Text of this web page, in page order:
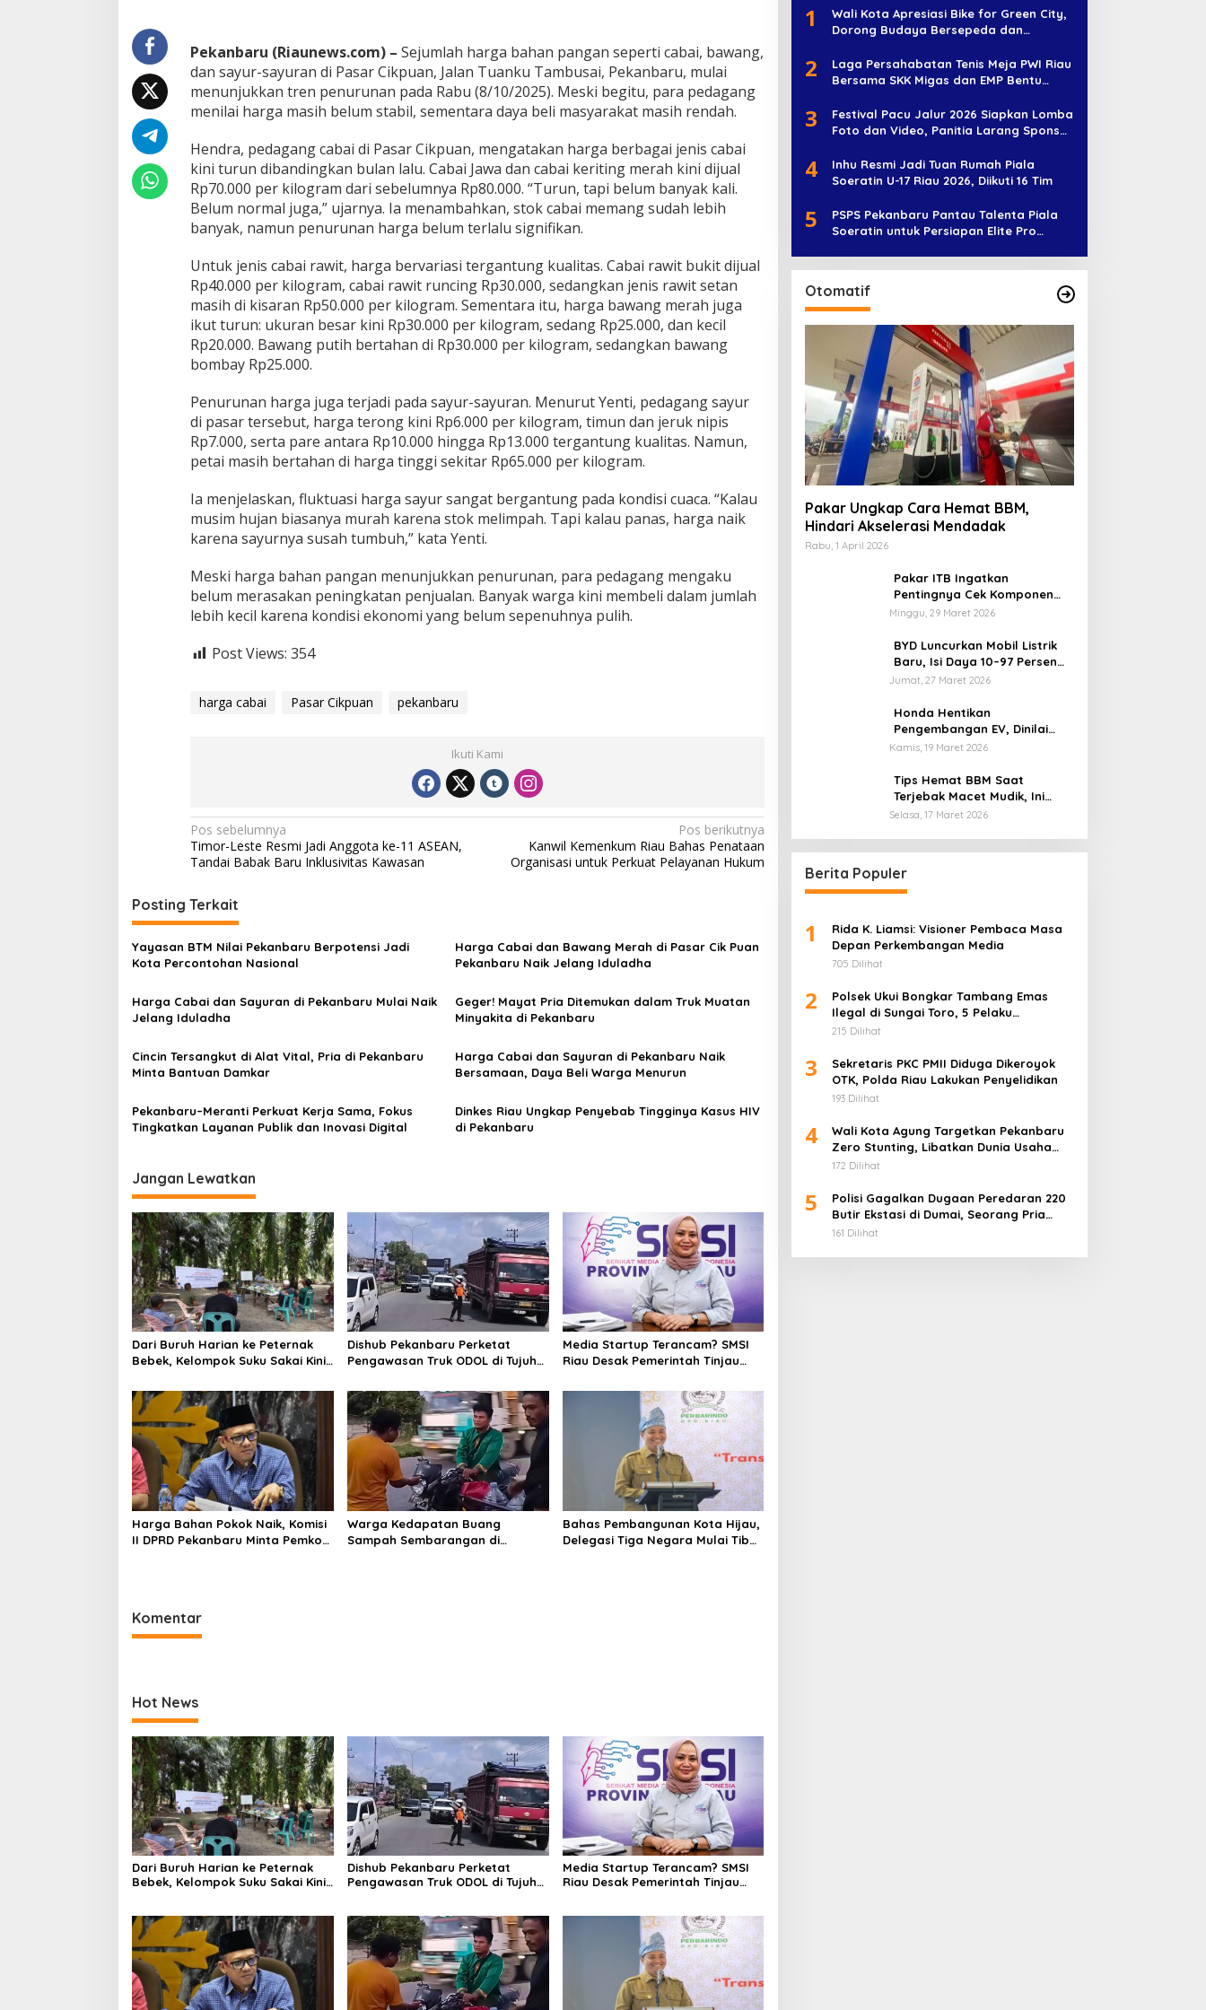
r
u
n
,
T
p
i
D
a
y
a
e
l
i
W
a
r
g
a
s
i
h
e
m
a
h
Pekanbaru (Riaunews.com) – Sejumlah harga bahan pangan seperti cabai, bawang,
dan sayur-sayuran di Pasar Cikpuan, Jalan Tuanku Tambusai, Pekanbaru, mulai
menunjukkan tren penurunan pada Rabu (8/10/2025). Meski begitu, para pedagang
menilai harga masih belum stabil, sementara daya beli masyarakat masih rendah.
Hendra, pedagang cabai di Pasar Cikpuan, mengatakan harga berbagai jenis cabai
kini turun dibandingkan bulan lalu. Cabai Jawa dan cabai keriting merah kini dijual
Rp70.000 per kilogram dari sebelumnya Rp80.000. “Turun, tapi belum banyak kali.
Belum normal juga,” ujarnya. Ia menambahkan, stok cabai memang sudah lebih
banyak, namun penurunan harga belum terlalu signifikan.
Untuk jenis cabai rawit, harga bervariasi tergantung kualitas. Cabai rawit bukit dijual
Rp40.000 per kilogram, cabai rawit runcing Rp30.000, sedangkan jenis rawit setan
masih di kisaran Rp50.000 per kilogram. Sementara itu, harga bawang merah juga
ikut turun: ukuran besar kini Rp30.000 per kilogram, sedang Rp25.000, dan kecil
Rp20.000. Bawang putih bertahan di Rp30.000 per kilogram, sedangkan bawang
bombay Rp25.000.
Penurunan harga juga terjadi pada sayur-sayuran. Menurut Yenti, pedagang sayur
di pasar tersebut, harga terong kini Rp6.000 per kilogram, timun dan jeruk nipis
Rp7.000, serta pare antara Rp10.000 hingga Rp13.000 tergantung kualitas. Namun,
petai masih bertahan di harga tinggi sekitar Rp65.000 per kilogram.
Ia menjelaskan, fluktuasi harga sayur sangat bergantung pada kondisi cuaca. “Kalau
musim hujan biasanya murah karena stok melimpah. Tapi kalau panas, harga naik
karena sayurnya susah tumbuh,” kata Yenti.
Meski harga bahan pangan menunjukkan penurunan, para pedagang mengaku
belum merasakan peningkatan penjualan. Banyak warga kini membeli dalam jumlah
lebih kecil karena kondisi ekonomi yang belum sepenuhnya pulih.
Post Views: 354
harga cabai Pasar Cikpuan pekanbaru
Ikuti Kami
N
a
i
g
a
i
o
s
Pos sebelumnya
Timor-Leste Resmi Jadi Anggota ke-11 ASEAN,
Tandai Babak Baru Inklusivitas Kawasan
Pos berikutnya
Kanwil Kemenkum Riau Bahas Penataan
Organisasi untuk Perkuat Pelayanan Hukum
Posting Terkait
Yayasan BTM Nilai Pekanbaru Berpotensi Jadi
Kota Percontohan Nasional
Harga Cabai dan Bawang Merah di Pasar Cik Puan
Pekanbaru Naik Jelang Iduladha
Harga Cabai dan Sayuran di Pekanbaru Mulai Naik
Jelang Iduladha
Geger! Mayat Pria Ditemukan dalam Truk Muatan
Minyakita di Pekanbaru
Cincin Tersangkut di Alat Vital, Pria di Pekanbaru
Minta Bantuan Damkar
Harga Cabai dan Sayuran di Pekanbaru Naik
Bersamaan, Daya Beli Warga Menurun
Pekanbaru–Meranti Perkuat Kerja Sama, Fokus
Tingkatkan Layanan Publik dan Inovasi Digital
Dinkes Riau Ungkap Penyebab Tingginya Kasus HIV
di Pekanbaru
Jangan Lewatkan
Dari Buruh Harian ke Peternak
Bebek, Kelompok Suku Sakai Kini
Dishub Pekanbaru Perketat
Pengawasan Truk ODOL di Tujuh
Media Startup Terancam? SMSI
Riau Desak Pemerintah Tinjau
Perusahaan
Harga Bahan Pokok Naik, Komisi
II DPRD Pekanbaru Minta Pemko
Warga Kedapatan Buang
Sampah Sembarangan di
Bahas Pembangunan Kota Hijau,
Delegasi Tiga Negara Mulai Tiba
Komentar
Hot News
Dari Buruh Harian ke Peternak
Bebek, Kelompok Suku Sakai Kini
Dishub Pekanbaru Perketat
Pengawasan Truk ODOL di Tujuh
Media Startup Terancam? SMSI
Riau Desak Pemerintah Tinjau
1
Wali Kota Apresiasi Bike for Green City,
Dorong Budaya Bersepeda dan
2
Laga Persahabatan Tenis Meja PWI Riau
Bersama SKK Migas dan EMP Bentu
3
Festival Pacu Jalur 2026 Siapkan Lomba
Foto dan Video, Panitia Larang Sponsor
4
Inhu Resmi Jadi Tuan Rumah Piala
Soeratin U-17 Riau 2026, Diikuti 16 Tim
5
PSPS Pekanbaru Pantau Talenta Piala
Soeratin untuk Persiapan Elite Pro
Otomatif
Pakar Ungkap Cara Hemat BBM,
Hindari Akselerasi Mendadak
Rabu, 1 April 2026
Pakar ITB Ingatkan
Pentingnya Cek Komponen
Kendaraan Usai Mudik
Minggu, 29 Maret 2026
BYD Luncurkan Mobil Listrik
Baru, Isi Daya 10–97 Persen
Hanya 9 Menit
Jumat, 27 Maret 2026
Honda Hentikan
Pengembangan EV, Dinilai
Kian Tertinggal di Industri
Kamis, 19 Maret 2026
Tips Hemat BBM Saat
Terjebak Macet Mudik, Ini
Saran Pakar ITB
Selasa, 17 Maret 2026
Berita Populer
1
Rida K. Liamsi: Visioner Pembaca Masa
Depan Perkembangan Media
705 Dilihat
2
Polsek Ukui Bongkar Tambang Emas
Ilegal di Sungai Toro, 5 Pelaku
Diamankan
215 Dilihat
3
Sekretaris PKC PMII Diduga Dikeroyok
OTK, Polda Riau Lakukan Penyelidikan
193 Dilihat
4
Wali Kota Agung Targetkan Pekanbaru
Zero Stunting, Libatkan Dunia Usaha
Penuhi Gizi Anak
172 Dilihat
5
Polisi Gagalkan Dugaan Peredaran 220
Butir Ekstasi di Dumai, Seorang Pria
Ditangkap
161 Dilihat